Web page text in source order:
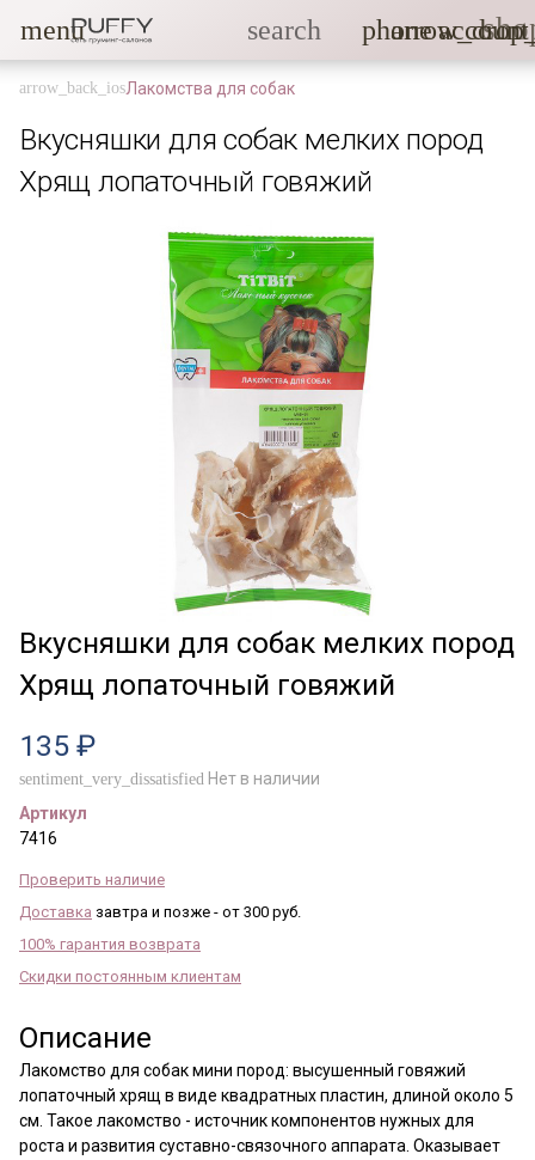
menu search phone
Лакомства для собак
Вкусняшки для собак мелких пород
Хрящ лопаточный говяжий
Вкусняшки для собак мелких пород
Хрящ лопаточный говяжий
135 ₽
sentiment_very_dissatisfied Нет в наличии
Артикул
7416
Проверить наличие
Доставка завтра и позже - от 300 руб.
100% гарантия возврата
Скидки постоянным клиентам
Описание
Лакомство для собак мини пород: высушенный говяжий
лопаточный хрящ в виде квадратных пластин, длиной около 5
см. Такое лакомство - источник компонентов нужных для
роста и развития суставно-связочного аппарата. Оказывает